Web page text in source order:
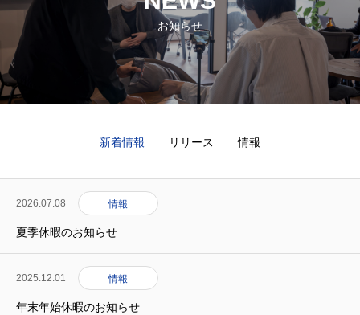
お知らせ
新着情報 リリース 情報
2026.07.08 情報
夏季休暇のお知らせ
2025.12.01 情報
年末年始休暇のお知らせ